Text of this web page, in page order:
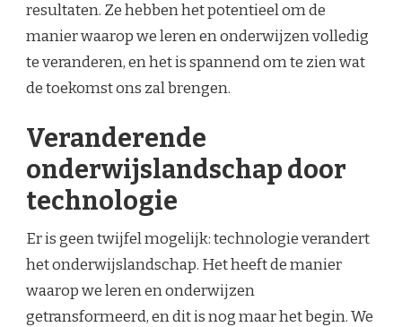
resultaten. Ze hebben het potentieel om de
manier waarop we leren en onderwijzen volledig
te veranderen, en het is spannend om te zien wat
de toekomst ons zal brengen.
Veranderende
onderwijslandschap door
technologie
Er is geen twijfel mogelijk: technologie verandert
het onderwijslandschap. Het heeft de manier
waarop we leren en onderwijzen
getransformeerd, en dit is nog maar het begin. We